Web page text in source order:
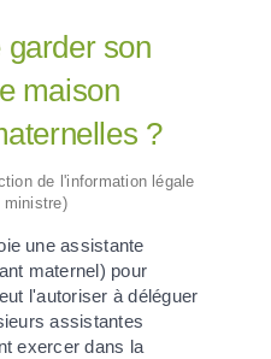
son
maison
?
de l'information légale
ministre)
une assistante
maternel) pour
l'autoriser à déléguer
assistantes
exercer dans la